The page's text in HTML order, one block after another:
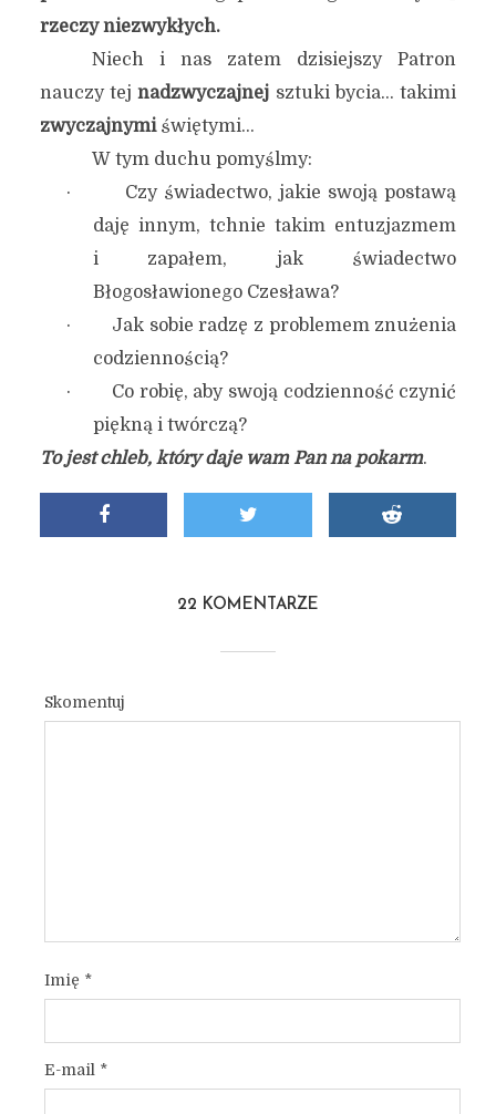
rzeczy niezwykłych.
Niech i nas zatem dzisiejszy Patron
nauczy tejnadzwyczajnej sztuki bycia… takimi
zwyczajnymiświętymi…
W tym duchu pomyślmy:
· Czy świadectwo, jakie swoją postawą
daję innym, tchnie takim entuzjazmem
i zapałem, jak świadectwo
Błogosławionego Czesława?
· Jak sobie radzę z problemem znużenia
codziennością?
· Co robię, aby swoją codzienność czynić
piękną i twórczą?
To jest chleb, który daje wam Pan na pokarm.
22 KOMENTARZE
Skomentuj
Imię *
E-mail *